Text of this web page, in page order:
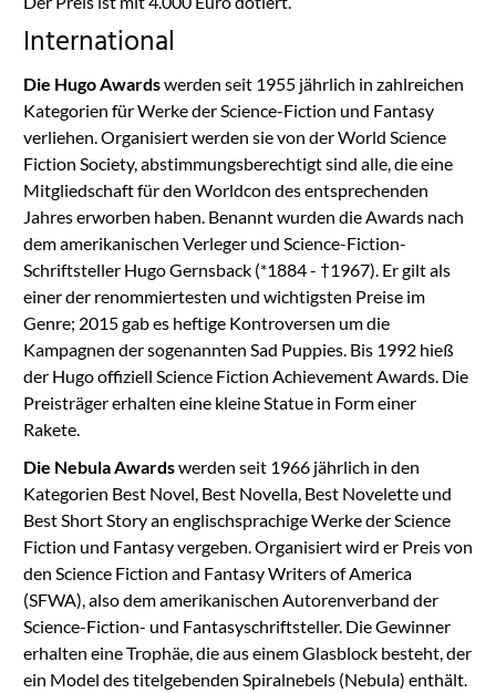
International
Die Hugo Awardswerden seit 1955 jährlich in zahlreichen
Kategorien für Werke der Science-Fiction und Fantasy
verliehen. Organisiert werden sie von der World Science
Fiction Society, abstimmungsberechtigt sind alle, die eine
Mitgliedschaft für den Worldcon des entsprechenden
Jahres erworben haben. Benannt wurden die Awards nach
dem amerikanischen Verleger und Science-Fiction-
Schriftsteller Hugo Gernsback (*1884 - †1967). Er gilt als
einer der renommiertesten und wichtigsten Preise im
Genre; 2015 gab es heftige Kontroversen um die
Kampagnen der sogenannten Sad Puppies. Bis 1992 hieß
der Hugo offiziell Science Fiction Achievement Awards. Die
Preisträger erhalten eine kleine Statue in Form einer
Rakete.
Die Nebula Awardswerden seit 1966 jährlich in den
Kategorien Best Novel, Best Novella, Best Novelette und
Best Short Story an englischsprachige Werke der Science
Fiction und Fantasy vergeben. Organisiert wird er Preis von
den Science Fiction and Fantasy Writers of America
(SFWA), also dem amerikanischen Autorenverband der
Science-Fiction- und Fantasyschriftsteller. Die Gewinner
erhalten eine Trophäe, die aus einem Glasblock besteht, der
ein Model des titelgebenden Spiralnebels (Nebula) enthält.